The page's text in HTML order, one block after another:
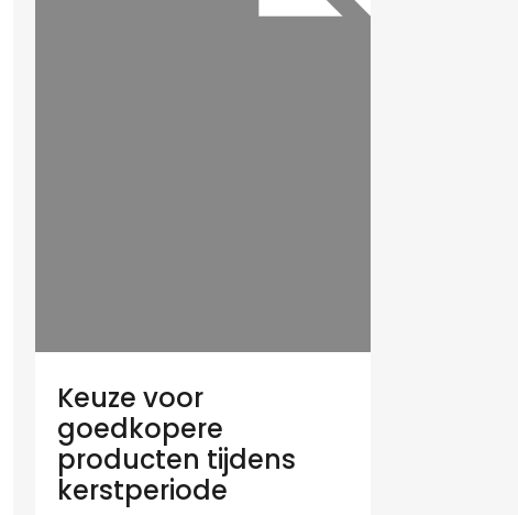
Keuze voor
goedkopere
producten tijdens
kerstperiode